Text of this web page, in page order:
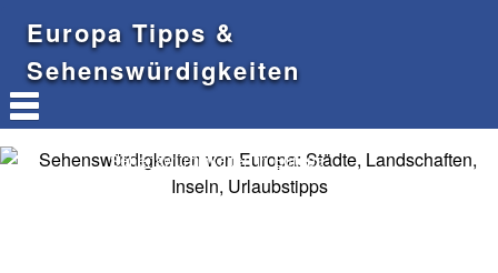
Europa Tipps &
Sehenswürdigkeiten
Sehenswürdigkeiten in Europa